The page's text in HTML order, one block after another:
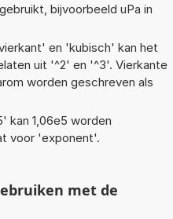
bijvoorbeeld uPa in
en 'kubisch' kan het
uit '^2' en '^3'. Vierkante
worden geschreven als
kan 1,06e5 worden
voor 'exponent'.
met de